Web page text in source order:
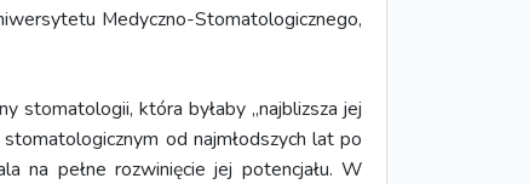
Medyczno-Stomatologicznego,
stomatologii, która byłaby „najblizsza jej
od najmłodszych lat po
na pełne rozwinięcie jej potencjału. W